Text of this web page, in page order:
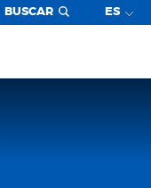
BUSCAR ES